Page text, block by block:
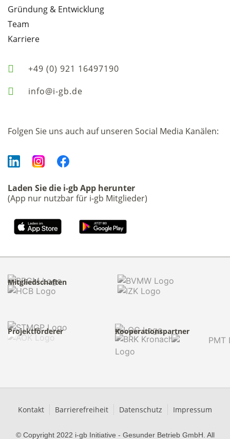
Gründung & Entwicklung
Team
Karriere
+49 (0) 921 16497190
info@i-gb.de
Folgen Sie uns auch auf unseren Social Media Kanälen:
Laden Sie die i-gb App herunter
(App nur nutzbar für i-gb Mitglieder)
Mitgliedschaften
Projektförderer Kooperationspartner
© Copyright 2022 i-gb Initiative - Gesunder Betrieb GmbH. All
Kontakt Barrierefreiheit Datenschutz Impressum